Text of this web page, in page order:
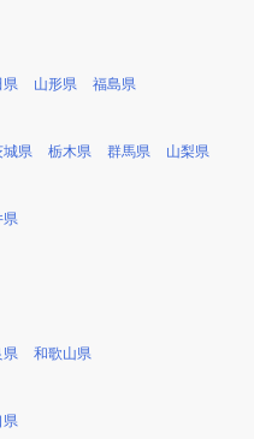
県 山形県 福島県
城県 栃木県 群馬県 山梨県
県
県 和歌山県
県